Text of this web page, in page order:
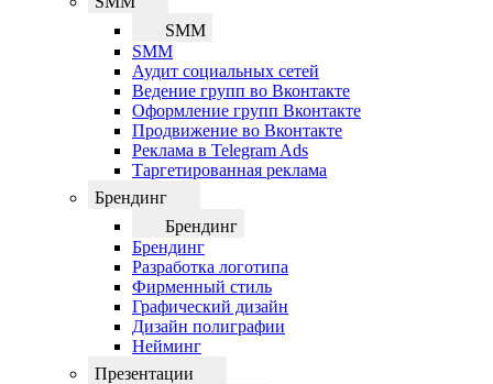
SMM
SMM
Аудит социальных сетей
Ведение групп во Вконтакте
Оформление групп Вконтакте
Продвижение во Вконтакте
Реклама в Telegram Ads
Таргетированная реклама
Брендинг
Брендинг
Брендинг
Разработка логотипа
Фирменный стиль
Графический дизайн
Дизайн полиграфии
Нейминг
Презентации